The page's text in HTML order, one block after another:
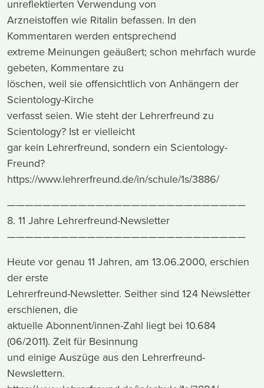
unreflektierten Verwendung von
Arzneistoffen wie Ritalin befassen. In den
Kommentaren werden entsprechend
extreme Meinungen geäußert; schon mehrfach wurde
gebeten, Kommentare zu
löschen, weil sie offensichtlich von Anhängern der
Scientology-Kirche
verfasst seien. Wie steht der Lehrerfreund zu
Scientology? Ist er vielleicht
gar kein Lehrerfreund, sondern ein Scientology-
Freund?
https://www.lehrerfreund.de/in/schule/1s/3886/
———————————————————————————
8. 11 Jahre Lehrerfreund-Newsletter
———————————————————————————
Heute vor genau 11 Jahren, am 13.06.2000, erschien
der erste
Lehrerfreund-Newsletter. Seither sind 124 Newsletter
erschienen, die
aktuelle Abonnent/innen-Zahl liegt bei 10.684
(06/2011). Zeit für Besinnung
und einige Auszüge aus den Lehrerfreund-
Newslettern.